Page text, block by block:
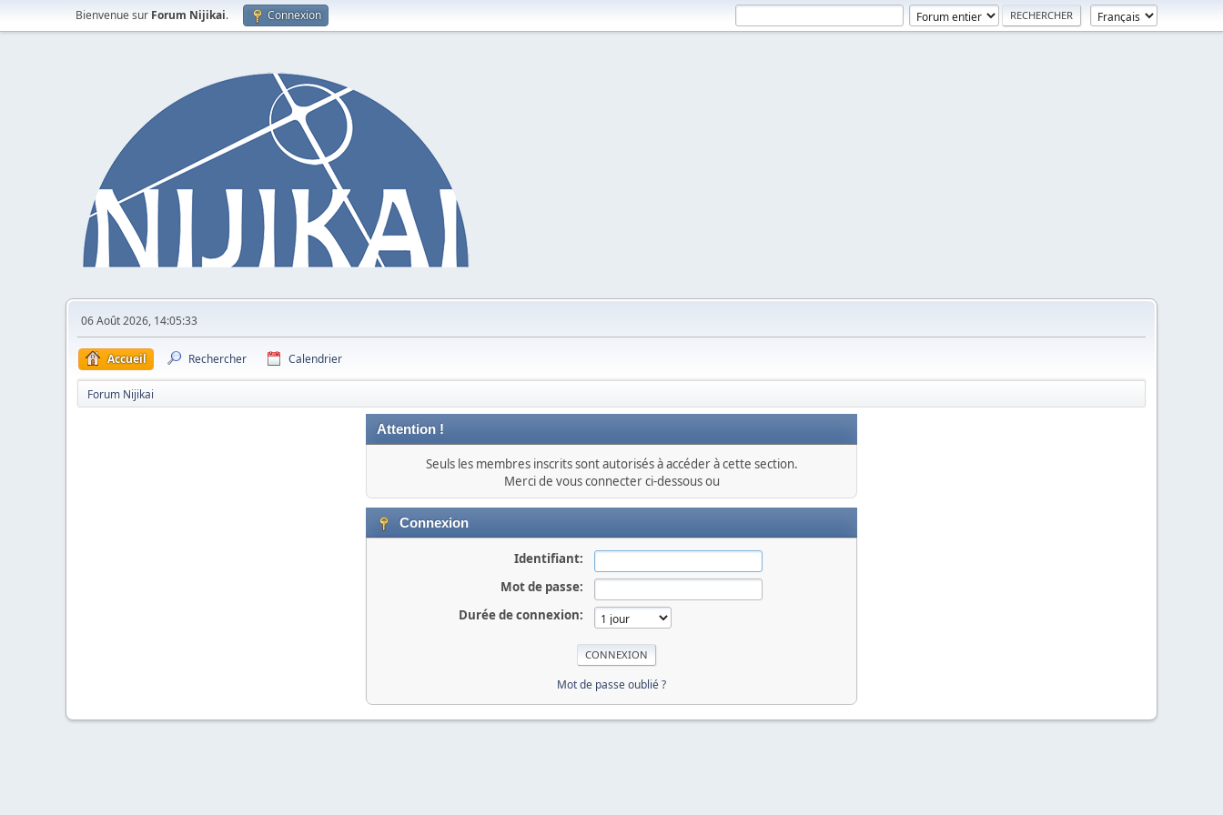
Bienvenue sur Forum Nijikai. Connexion
06 Août 2026, 14:05:33
Accueil Rechercher Calendrier
Forum Nijikai
Attention !
Seuls les membres inscrits sont autorisés à accéder à cette section.
Merci de vous connecter ci-dessous ou
Connexion
Identifiant:
Mot de passe:
Durée de connexion:
Mot de passe oublié ?